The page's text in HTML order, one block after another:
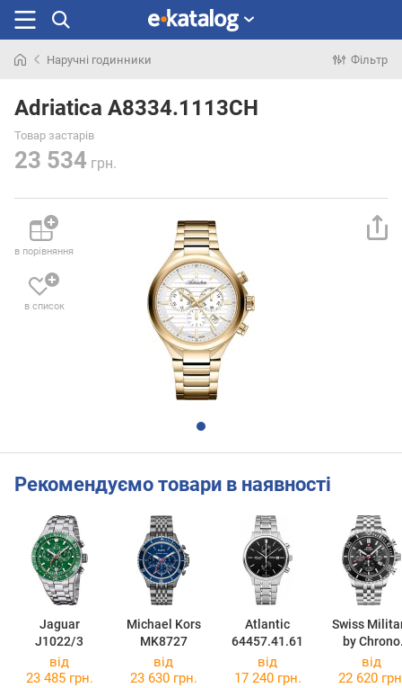
раніше
Наручні годинники Фільтр
Adriatica A8334.1113CH
Товар застарів
23 534 грн.
в порівняння
в список
Рекомендуємо товари в наявності
Jaguar
J1022/3
Michael Kors
MK8727
Atlantic
64457.41.61
Swiss
by Chrono
від
23 485 грн.
від
23 630 грн.
від
17 240 грн.
від
22 620